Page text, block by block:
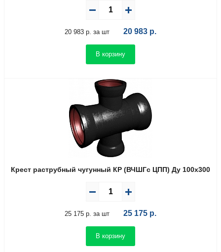
20 983 р. за шт 20 983 р.
В корзину
Крест раструбный чугунный КР (ВЧШГс ЦПП) Ду 100х300
25 175 р. за шт 25 175 р.
В корзину